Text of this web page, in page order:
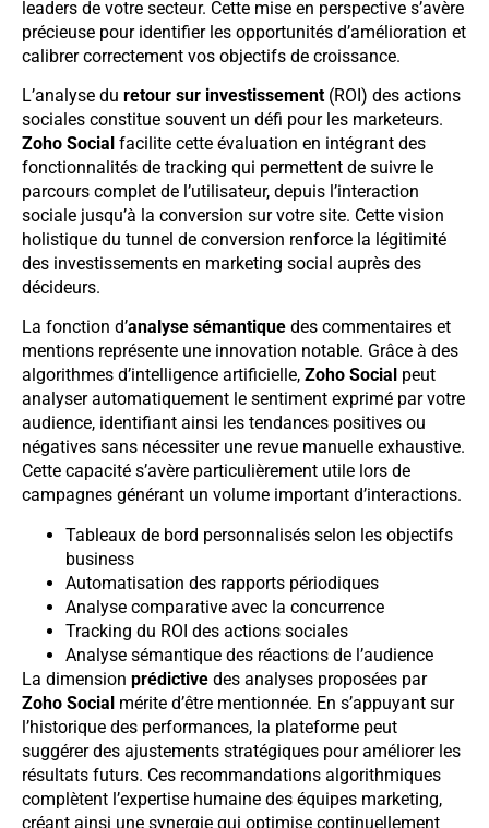
leaders de votre secteur. Cette mise en perspective s’avère
précieuse pour identifier les opportunités d’amélioration et
calibrer correctement vos objectifs de croissance.
L’analyse du retour sur investissement (ROI) des actions
sociales constitue souvent un défi pour les marketeurs.
Zoho Social facilite cette évaluation en intégrant des
fonctionnalités de tracking qui permettent de suivre le
parcours complet de l’utilisateur, depuis l’interaction
sociale jusqu’à la conversion sur votre site. Cette vision
holistique du tunnel de conversion renforce la légitimité
des investissements en marketing social auprès des
décideurs.
La fonction d’analyse sémantique des commentaires et
mentions représente une innovation notable. Grâce à des
algorithmes d’intelligence artificielle, Zoho Social peut
analyser automatiquement le sentiment exprimé par votre
audience, identifiant ainsi les tendances positives ou
négatives sans nécessiter une revue manuelle exhaustive.
Cette capacité s’avère particulièrement utile lors de
campagnes générant un volume important d’interactions.
Tableaux de bord personnalisés selon les objectifs
business
Automatisation des rapports périodiques
Analyse comparative avec la concurrence
Tracking du ROI des actions sociales
Analyse sémantique des réactions de l’audience
La dimension prédictive des analyses proposées par
Zoho Social mérite d’être mentionnée. En s’appuyant sur
l’historique des performances, la plateforme peut
suggérer des ajustements stratégiques pour améliorer les
résultats futurs. Ces recommandations algorithmiques
complètent l’expertise humaine des équipes marketing,
créant ainsi une synergie qui optimise continuellement